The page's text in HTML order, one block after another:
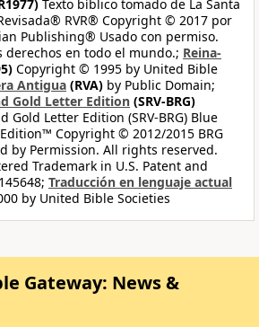
Texto bíblico tomado de La Santa
RVR® Copyright © 2017 por
Publishing® Usado con permiso.
derechos en todo el mundo.; Reina-
Copyright © 1995 by United Bible
Antigua (RVA) by Public Domain;
Gold Letter Edition (SRV-BRG)
Gold Letter Edition (SRV-BRG) Blue
Copyright © 2012/2015 BRG
by Permission. All rights reserved.
Trademark in U.S. Patent and
Traducción en lenguaje actual
by United Bible Societies
Gateway: News &